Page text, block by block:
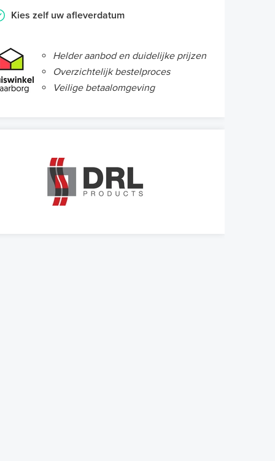
Kies zelf uw afleverdatum
Helder aanbod en duidelijke prijzen
Overzichtelijk bestelproces
Veilige betaalomgeving